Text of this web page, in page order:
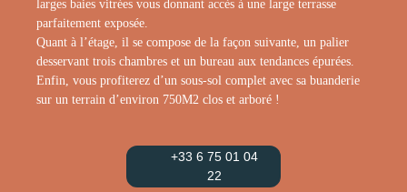
larges baies vitrées vous donnant accès à une large terrasse
parfaitement exposée.
Quant à l’étage, il se compose de la façon suivante, un palier
desservant trois chambres et un bureau aux tendances épurées.
Enfin, vous profiterez d’un sous-sol complet avec sa buanderie
sur un terrain d’environ 750M2 clos et arboré !
+33 6 75 01 04
22